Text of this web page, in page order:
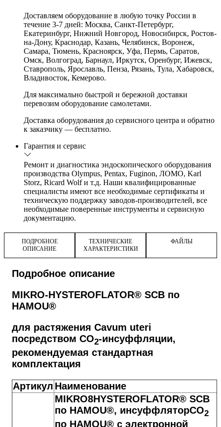
Доставляем оборудование в любую точку России в
течение 3-7 дней: Москва, Санкт-Петербург,
Екатеринбург, Нижний Новгород, Новосибирск, Ростов-
на-Дону, Краснодар, Казань, Челябинск, Воронеж,
Самара, Тюмень, Красноярск, Уфа, Пермь, Саратов,
Омск, Волгоград, Барнаул, Иркутск, Оренбург, Ижевск,
Ставрополь, Ярославль, Пенза, Рязань, Тула, Хабаровск,
Владивосток, Кемерово.
Для максимально быстрой и бережной доставки
перевозим оборудование самолетами.
Доставка оборудования до сервисного центра и обратно
к заказчику — бесплатно.
Гарантия и сервис
Ремонт и диагностика эндоскопического оборудования
производства Olympus, Pentax, Fuginon, ЛОМО, Karl
Storz, Ricard Wolf и т.д. Наши квалифицированные
специалисты имеют все необходимые сертификаты и
техническую поддержку заводов-производителей, все
необходимые поверенные инструменты и сервисную
документацию.
ПОДРОБНОЕ
ОПИСАНИЕ
ТЕХНИЧЕСКИЕ
ХАРАКТЕРИСТИКИ
ФАЙЛЫ
Подробное описание
MIKRO-HYSTEROFLATOR® SCB по
HAMOU®
для растяжения Cavum uteri
посредством CO2-инсуффляции,
рекомендуемая стандартная
комплектация
Артикул Наименование
MIKRO8HYSTEROFLATOR® SCB
по HAMOU®, инсуффляторCO2
по HAMOU® с электронной